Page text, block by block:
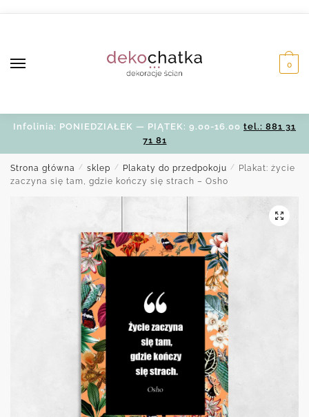
0
Infolinia: PONIEDZIAŁEK — PIĄTEK: 9.00-16.00 tel.: 881 31
71 81
Strona główna / sklep / Plakaty do przedpokoju /
Plakat: życie
zaczyna się tam, gdzie kończy się strach – Osho